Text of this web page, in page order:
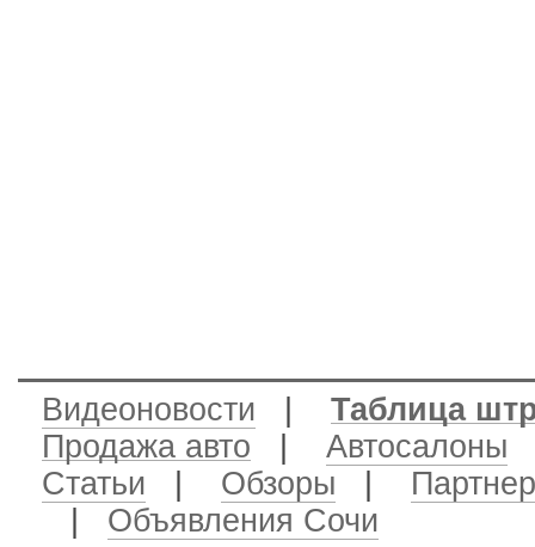
Видеоновости
Таблица
Продажа авто
Автосалоны
Статьи
Обзоры
Объявления Сочи